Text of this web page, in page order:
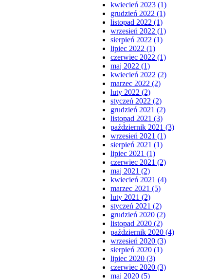
kwiecień 2023 (1)
grudzień 2022 (1)
listopad 2022 (1)
wrzesień 2022 (1)
sierpień 2022 (1)
lipiec 2022 (1)
czerwiec 2022 (1)
maj 2022 (1)
kwiecień 2022 (2)
marzec 2022 (2)
luty 2022 (2)
styczeń 2022 (2)
grudzień 2021 (2)
listopad 2021 (3)
październik 2021 (3)
wrzesień 2021 (1)
sierpień 2021 (1)
lipiec 2021 (1)
czerwiec 2021 (2)
maj 2021 (2)
kwiecień 2021 (4)
marzec 2021 (5)
luty 2021 (2)
styczeń 2021 (2)
grudzień 2020 (2)
listopad 2020 (2)
październik 2020 (4)
wrzesień 2020 (3)
sierpień 2020 (1)
lipiec 2020 (3)
czerwiec 2020 (3)
maj 2020 (5)